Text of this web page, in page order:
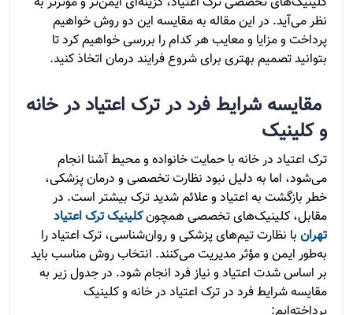
نظر می‌آید. در این مقاله به مقایسه این دو روش خواهیم
پرداخت و مزایا و معایب هر کدام را بررسی خواهیم کرد تا
بتوانید تصمیم بهتری برای شروع فرایند درمان اتخاذ کنید.
مقایسه شرایط فرد در ترک اعتیاد در خانه
و کلینیک
ترک اعتیاد در خانه با حمایت خانواده و محیط آشنا انجام
می‌شود، اما به دلیل نبود نظارت تخصصی و درمان پزشکی،
خطر بازگشت به اعتیاد و علائم شدید ترک بیشتر است. در
مقابل، کلینیک‌های تخصصی همچونکلینیک ترک اعتیاد
تهران با نظارت تیم‌های پزشکی و روان‌شناسی، ترک اعتیاد را
به‌طور ایمن و مؤثر مدیریت می‌کنند. انتخاب روش مناسب باید
بر اساس شدت اعتیاد و نیاز فرد انجام شود. در جدول زیر به
مقایسه شرایط فرد در ترک اعتیاد در خانه و کلینیک